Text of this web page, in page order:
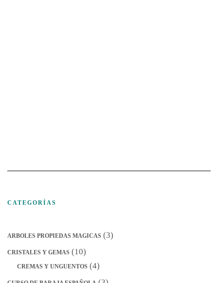
CATEGORÍAS
ARBOLES PROPIEDAS MAGICAS (3)
CRISTALES Y GEMAS (10)
CREMAS Y UNGUENTOS (4)